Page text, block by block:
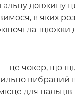
довжину
в яких
ланцюжки
це чокер, що
вибраний
для